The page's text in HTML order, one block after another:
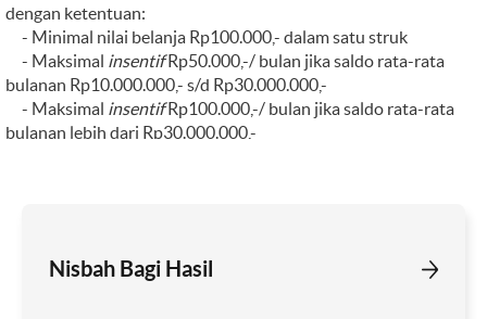
dengan ketentuan:
- Minimal nilai belanja Rp100.000,- dalam satu struk
- Maksimal insentifRp50.000,-/ bulan jika saldo rata-rata
bulanan Rp10.000.000,- s/d Rp30.000.000,-
- Maksimal insentifRp100.000,-/ bulan jika saldo rata-rata
bulanan lebih dari Rp30.000.000,-
Nisbah Bagi Hasil